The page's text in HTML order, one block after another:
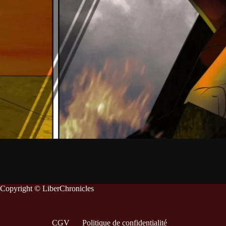
Copyright © LiberChronicles
CGV Politique de confidentialité